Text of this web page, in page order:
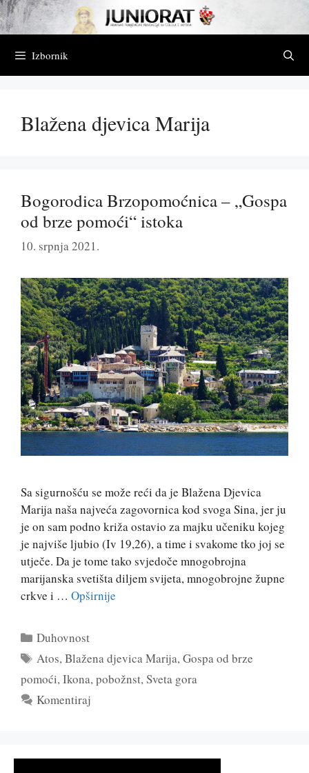
Preskoči
na
Izbornik
Blažena djevica Marija
Bogorodica Brzopomoćnica – „Gospa
od brze pomoći“ istoka
10. srpnja 2021.
Sa sigurnošću se može reći da je Blažena Djevica
Marija naša najveća zagovornica kod svoga Sina, jer ju
je on sam podno križa ostavio za majku učeniku kojeg
je najviše ljubio (Iv 19,26), a time i svakome tko joj se
utječe. Da je tome tako svjedoče mnogobrojna
marijanska svetišta diljem svijeta, mnogobrojne župne
crkve i … Opširnije
Kategorije
Duhovnost
Oznake
Atos,Blažena djevica Marija,Gospa od brze
pomoći,Ikona,pobožnst,Sveta gora
Komentiraj